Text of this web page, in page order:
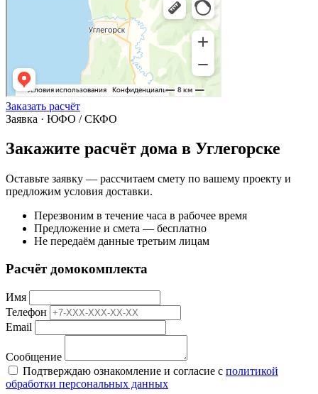
Заказать расчёт
Заявка · ЮФО / СКФО
Закажите расчёт дома в Углегорске
Оставьте заявку — рассчитаем смету по вашему проекту и
предложим условия доставки.
Перезвоним в течение часа в рабочее время
Предложение и смета — бесплатно
Не передаём данные третьим лицам
Расчёт домокомплекта
Имя
Телефон
Email
Сообщение
Подтверждаю ознакомление и согласие с политикой
обработки персональных данных